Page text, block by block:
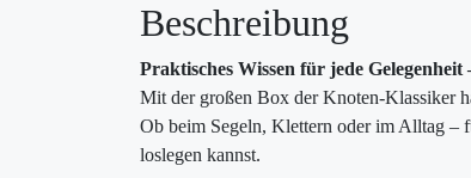
Beschreibung
Praktisches Wissen für jede
Mit der großen Box der Knoten-Klassiker
Ob beim Segeln, Klettern oder im Alltag –
loslegen kannst.